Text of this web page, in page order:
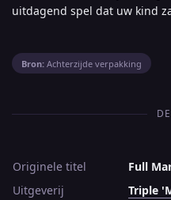
uitdagend spel dat uw kind
Bron: Achterzijde verpakking
Originele titel
Full
Uitgeverij
Triple